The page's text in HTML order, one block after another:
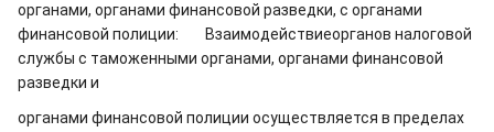
органами, органами финансовой разведки, с органами
финансовой полиции:
Взаимодействиеорганов налоговой
службы с таможенными органами, органами финансовой
разведки и
органами финансовой полиции осуществляется в пределах